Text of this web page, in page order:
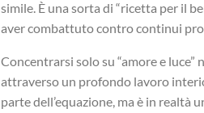
simile. È una sorta di “ricetta per il
aver combattuto contro continui
Concentrarsi solo su “amore e
attraverso un profondo lavoro
parte dell’equazione, ma è in